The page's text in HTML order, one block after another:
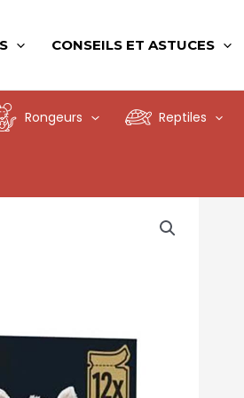
CONSEILS ET ASTUCES
Rongeurs Reptiles